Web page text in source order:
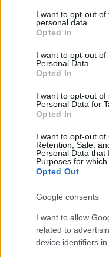
not limited to your visit
grant or deny consent
use your data for
consent section.
I want to opt-out
personal data.
Opted In
I want to opt-out of
Personal Data.
Opted In
I want to opt-out of
Personal Data for
Opted In
I want to opt-out of
Retention, Sale,
Personal Data that
Purposes for which
Opted Out
Google consents
I want to allow
related to
device identifiers in
2026.08.07. Horváth
Györfi Mihály több
a kerékpárgyár
Rövid idő alatt számos
bezárása...